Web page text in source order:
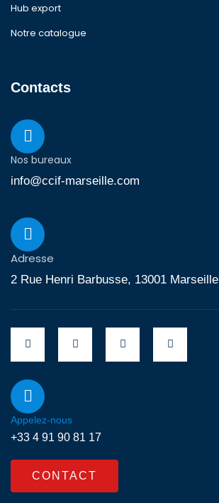
Hub export
Notre catalogue
Contacts
Nos bureaux
info@ccif-marseille.com
Adresse
2 Rue Henri Barbusse, 13001 Marseille
Appelez-nous
+33 4 91 90 81 17
CONTACT